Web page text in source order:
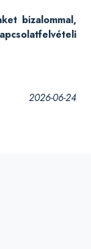
bizalommal,
2026-06-24